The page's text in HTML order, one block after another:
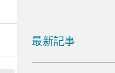
最新記事